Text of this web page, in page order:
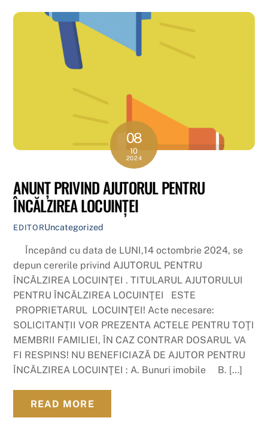
08
10
2024
ANUNȚ PRIVIND AJUTORUL PENTRU
ÎNCĂLZIREA LOCUINŢEI
EDITORUncategorized
Începând cu data de LUNI,14 octombrie 2024, se
depun cererile privind AJUTORUL PENTRU
ÎNCĂLZIREA LOCUINŢEI . TITULARUL AJUTORULUI
PENTRU ÎNCĂLZIREA LOCUINŢEI ESTE
PROPRIETARUL LOCUINŢEI! Acte necesare:
SOLICITANȚII VOR PREZENTA ACTELE PENTRU TOŢI
MEMBRII FAMILIEI, ÎN CAZ CONTRAR DOSARUL VA
FI RESPINS! NU BENEFICIAZĂ DE AJUTOR PENTRU
ÎNCĂLZIREA LOCUINŢEI : A. Bunuri imobile B. […]
READ MORE